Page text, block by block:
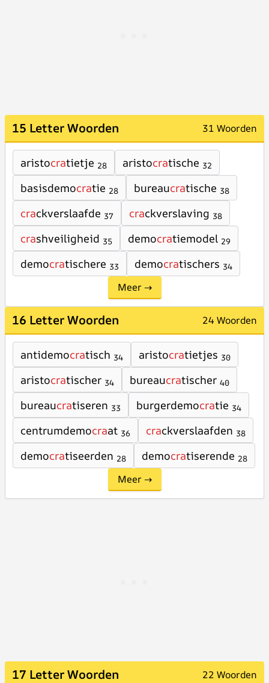
15 Letter Woorden 31 Woorden
aristocratietje 28 aristocratische 32
basisdemocratie 28 bureaucratische 38
crackverslaafde 37 crackverslaving 38
crashveiligheid 35 democratiemodel 29
democratischere 33 democratischers 34
Meer →
16 Letter Woorden 24 Woorden
antidemocratisch 34 aristocratietjes 30
aristocratischer 34 bureaucratischer 40
bureaucratiseren 33 burgerdemocratie 34
centrumdemocraat 36 crackverslaafden 38
democratiseerden 28 democratiserende 28
Meer →
17 Letter Woorden 22 Woorden